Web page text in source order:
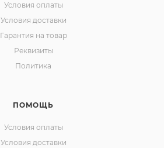
Условия оплаты
Условия доставки
Гарантия на товар
Реквизиты
Политика
ПОМОЩЬ
Условия оплаты
Условия доставки